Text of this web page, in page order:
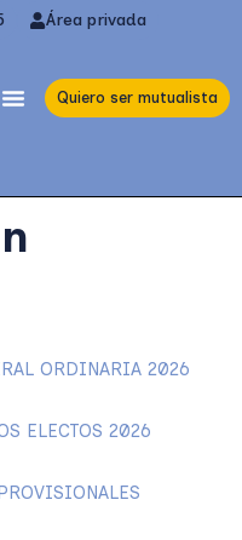
Área privada
Quiero ser mutualista
ORDINARIA 2026
ELECTOS 2026